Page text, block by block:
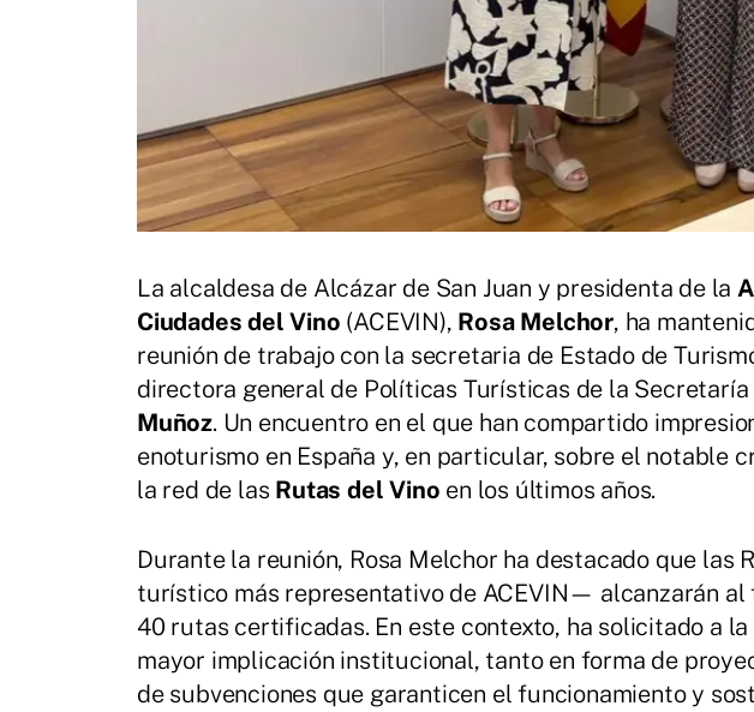
La alcaldesa de Alcázar de San Juan y presidenta de la
Ciudades del Vino (ACEVIN), Rosa Melchor, ha
reunión de trabajo con la secretaria de Estado de
directora general de Políticas Turísticas de la Secretaría
Muñoz. Un encuentro en el que han compartido
enoturismo en España y, en particular, sobre el notable
la red de las Rutas del Vino en los últimos años.
Durante la reunión, Rosa Melchor ha destacado que
turístico más representativo de ACEVIN— alcanzarán
40 rutas certificadas. En este contexto, ha solicitado a
mayor implicación institucional, tanto en forma de
de subvenciones que garanticen el funcionamiento y